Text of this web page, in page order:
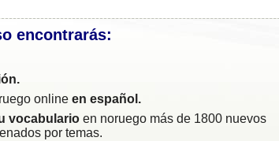
encontrarás:
online en español.
vocabularioen noruego más de 1800 nuevos
por temas.